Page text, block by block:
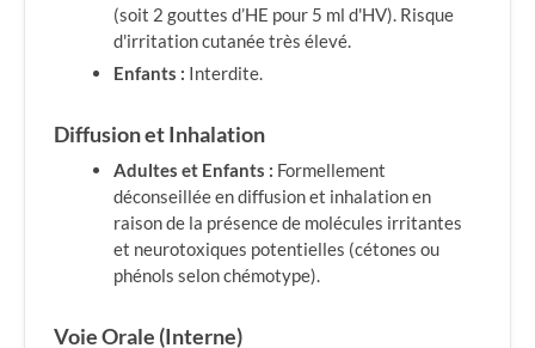
(soit 2 gouttes d’HE pour 5 ml d'HV). Risque
d'irritation cutanée très élevé.
Enfants : Interdite.
Diffusion et Inhalation
Adultes et Enfants : Formellement
déconseillée en diffusion et inhalation en
raison de la présence de molécules irritantes
et neurotoxiques potentielles (cétones ou
phénols selon chémotype).
Voie Orale (Interne)